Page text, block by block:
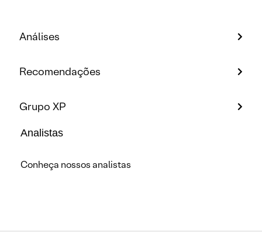
Análises
Recomendações
Grupo XP
Analistas
Conheça nossos analistas